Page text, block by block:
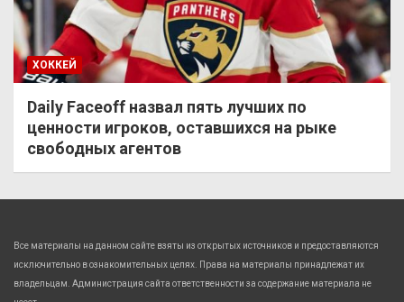
ХОККЕЙ
Daily Faceoff назвал пять лучших по
ценности игроков, оставшихся на рыке
свободных агентов
Все материалы на данном сайте взяты из открытых источников и предоставляются
исключительно в ознакомительных целях. Права на материалы принадлежат их
владельцам. Администрация сайта ответственности за содержание материала не